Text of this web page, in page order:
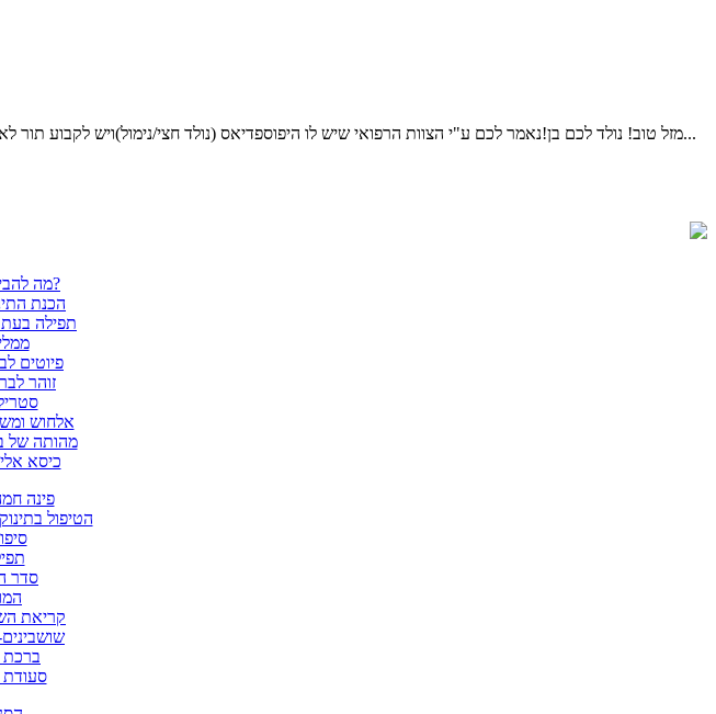
מזל טוב! נולד לכם בן!נאמר לכם ע"י הצוות הרפואי שיש לו היפוספדיאס (נולד חצי/נימול)ויש לקבוע תור לאורולוג ילדים.ברית המילה אמורה להתקיים עוד מספר ימים, עולים לכם הרבה שאלות וחששות,מה ההשלכות...
מה להביא לברית?
הכנת
תפילה בעת
פיוטים
זוהר
אלחוש
מהותה של
כיסא
פינה
הטיפול
סדר
קריאת
ברכת